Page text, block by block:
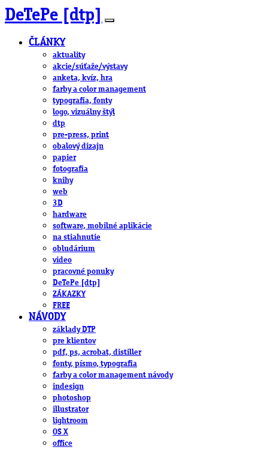
DeTePe [dtp]
ČLÁNKY
aktuality
akcie/súťaže/výstavy
anketa, kvíz, hra
farby a color management
typografia, fonty
logo, vizuálny štýl
dtp
pre-press, print
obalový dizajn
papier
fotografia
knihy
web
3D
hardware
software, mobilné aplikácie
na stiahnutie
obludárium
video
pracovné ponuky
DeTePe [dtp]
ZÁKAZKY
FREE
NÁVODY
základy DTP
pre klientov
pdf, ps, acrobat, distiller
fonty, písmo, typografia
farby a color management návody
indesign
photoshop
illustrator
lightroom
OS X
office